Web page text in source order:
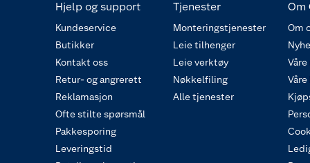
Hjelp og support
Kundeservice
Butikker
Kontakt oss
Retur- og angrerett
Reklamasjon
Ofte stilte spørsmål
Pakkesporing
Leveringstid
Tjenester
Monteringstjenester
Leie tilhenger
Leie verktøy
Nøkkelfiling
Alle tjenester
Om
Om